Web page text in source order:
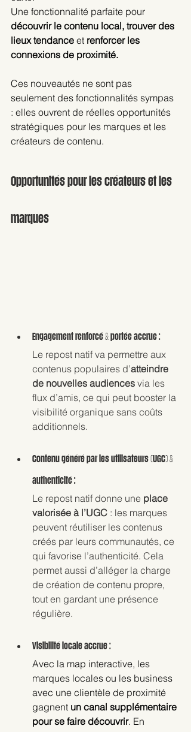
Une fonctionnalité parfaite pour
découvrir le contenu local, trouver des
lieux tendance et renforcer les
connexions de proximité.
Ces nouveautés ne sont pas
seulement des fonctionnalités sympas
: elles ouvrent de réelles opportunités
stratégiques pour les marques et les
créateurs de contenu.
Opportunités pour les créateurs et les
marques
Engagement renforcé & portée accrue :
Le repost natif va permettre aux
contenus populaires d’atteindre
de nouvelles audiences via les
flux d’amis, ce qui peut booster la
visibilité organique sans coûts
additionnels.
Contenu généré par les utilisateurs (UGC) &
authenticité :
Le repost natif donne une place
valorisée à l’UGC : les marques
peuvent réutiliser les contenus
créés par leurs communautés, ce
qui favorise l’authenticité. Cela
permet aussi d’alléger la charge
de création de contenu propre,
tout en gardant une présence
régulière.
Visibilité locale accrue :
Avec la map interactive, les
marques locales ou les business
avec une clientèle de proximité
gagnent un canal supplémentaire
pour se faire découvrir. En